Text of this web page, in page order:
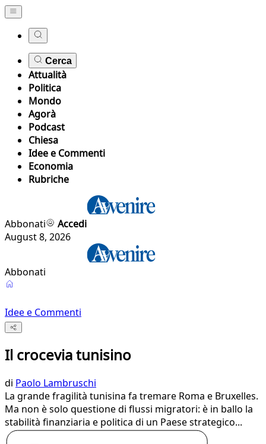
Cerca
Attualità
Politica
Mondo
Agorà
Podcast
Chiesa
Idee e Commenti
Economia
Rubriche
Abbonati
Accedi
August 8, 2026
Abbonati
Idee e Commenti
Il crocevia tunisino
di Paolo Lambruschi
La grande fragilità tunisina fa tremare Roma e Bruxelles.
Ma non è solo questione di flussi migratori: è in ballo la
stabilità finanziaria e politica di un Paese strategico...